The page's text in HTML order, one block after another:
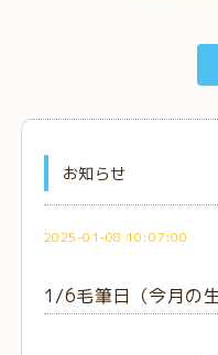
お知らせ
2025-01-08 10:07:00
1/6毛筆日（今月の